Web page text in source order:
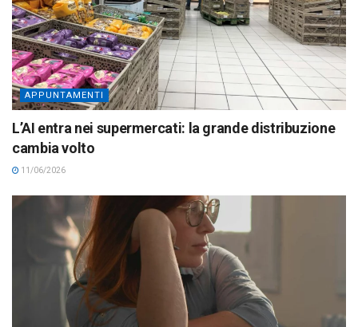
APPUNTAMENTI
L’AI entra nei supermercati: la grande distribuzione
cambia volto
11/06/2026